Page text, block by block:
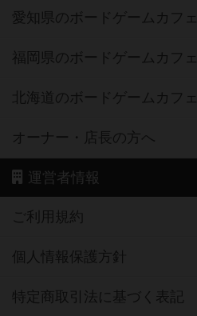
愛知県のボードゲームカフェ
福岡県のボードゲームカフェ
北海道のボードゲームカフェ
オーナー・店長の方へ
運営者情報
ご利用規約
個人情報保護方針
特定商取引法に基づく表記